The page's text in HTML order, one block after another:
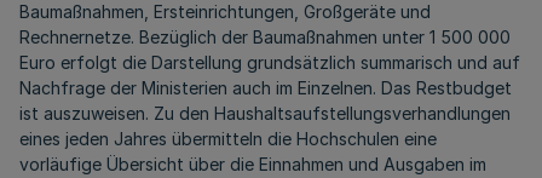
Baumaßnahmen, Ersteinrichtungen, Großgeräte und
Rechnernetze. Bezüglich der Baumaßnahmen unter 1 500 000
Euro erfolgt die Darstellung grundsätzlich summarisch und auf
Nachfrage der Ministerien auch im Einzelnen. Das Restbudget
ist auszuweisen. Zu den Haushaltsaufstellungsverhandlungen
eines jeden Jahres übermitteln die Hochschulen eine
vorläufige Übersicht über die Einnahmen und Ausgaben im